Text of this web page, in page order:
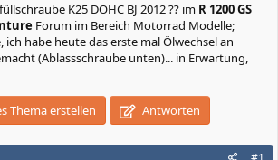
K25 DOHC BJ 2012 ?? im R 1200 GS
Forum im Bereich Motorrad Modelle;
ich habe heute das erste mal Ölwechsel an
(Ablassschraube unten)... in Erwartung,
Thema erstellen Antworten